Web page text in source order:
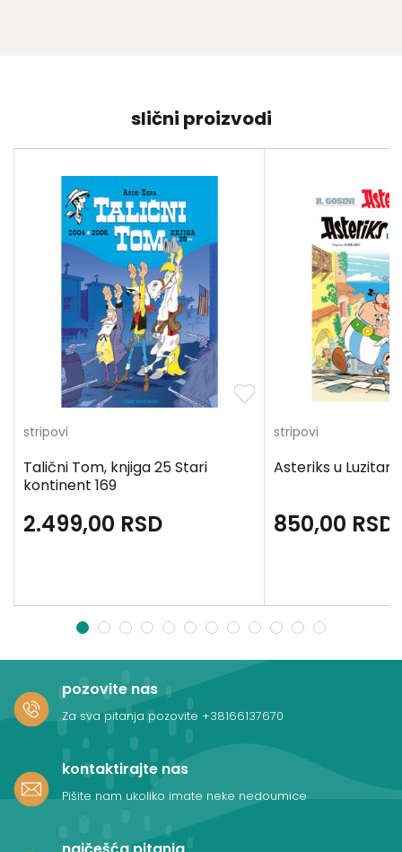
slični proizvodi
stripovi
Talični Tom, knjiga 25 Stari
kontinent 169
2.499,00 RSD
stripovi
Asteriks u
850,00 RSD
1 2 3 4 5 6 7 8 9 10 11 12
pozovite nas
Za sva pitanja pozovite +38166137670
kontaktirajte nas
Pišite nam ukoliko imate neke nedoumice